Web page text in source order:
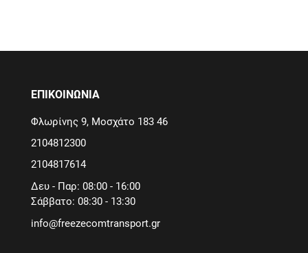
ΕΠΙΚΟΙΝΩΝΙΑ
Φλωρίνης 9, Μοσχάτο 183 46
2104812300
2104817614
Δευ - Παρ: 08:00 - 16:00
Σάββατο: 08:30 - 13:30
info@freezecomtransport.gr